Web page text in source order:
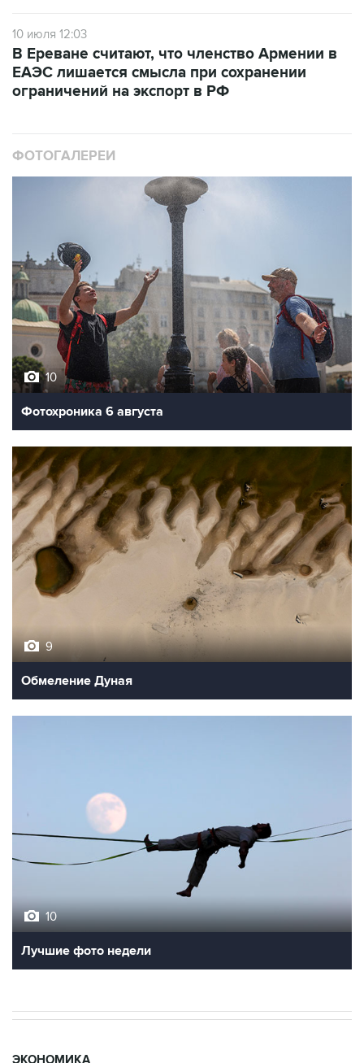
10 июля 12:03
В Ереване считают, что членство Армении в
ЕАЭС лишается смысла при сохранении
ограничений на экспорт в РФ
ФОТОГАЛЕРЕИ
10
Фотохроника 6 августа
9
Обмеление Дуная
10
Лучшие фото недели